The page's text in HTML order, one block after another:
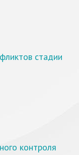
стадии
контроля